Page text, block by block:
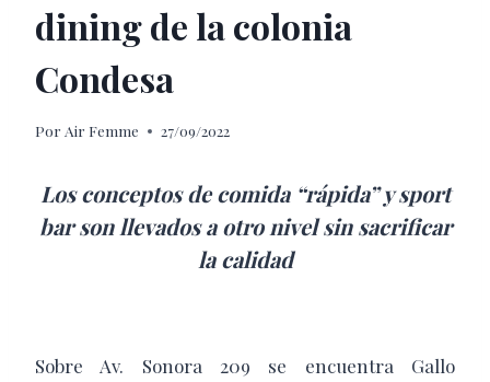
dining de la colonia
Condesa
Por Air Femme 27/09/2022
Los conceptos de comida “rápida” y sport
bar son llevados a otro nivel sin sacrificar
la calidad
Sobre Av. Sonora 209 se encuentra Gallo